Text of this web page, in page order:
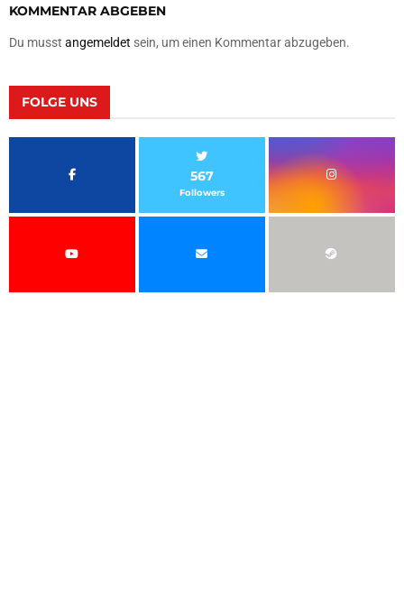
KOMMENTAR ABGEBEN
Du musst angemeldet sein, um einen Kommentar abzugeben.
FOLGE UNS
567
Followers